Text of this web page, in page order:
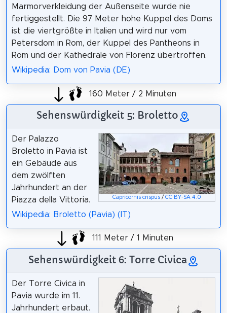
Marmorverkleidung der Außenseite wurde nie
fertiggestellt. Die 97 Meter hohe Kuppel des Doms
ist die viertgrößte in Italien und wird nur vom
Petersdom in Rom, der Kuppel des Pantheons in
Rom und der Kathedrale von Florenz übertroffen.
Wikipedia: Dom von Pavia (DE)
160 Meter / 2 Minuten
Sehenswürdigkeit 5: Broletto
Capricornis crispus /CC BY-SA 4.0
Der Palazzo
Broletto in Pavia ist
ein Gebäude aus
dem zwölften
Jahrhundert an der
Piazza della Vittoria.
Wikipedia: Broletto (Pavia) (IT)
111 Meter / 1 Minuten
Sehenswürdigkeit 6: Torre Civica
Der Torre Civica in
Pavia wurde im 11.
Jahrhundert erbaut.